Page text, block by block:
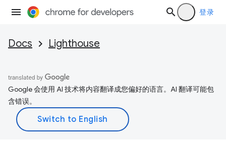
登录
Docs Lighthouse
Google 会使用 AI 技术将内容翻译成您偏好的语言。AI 翻译可能包
含错误。